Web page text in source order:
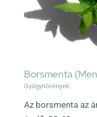
Borsmenta
Gyógynövények
Az borsmenta az